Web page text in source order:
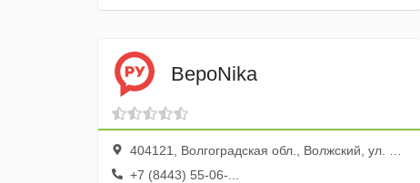
ВероNika
404121, Волгоградская обл., Волжский, ул. имени Генерала Карбышева, 138
+7 (8443) 55-06-...